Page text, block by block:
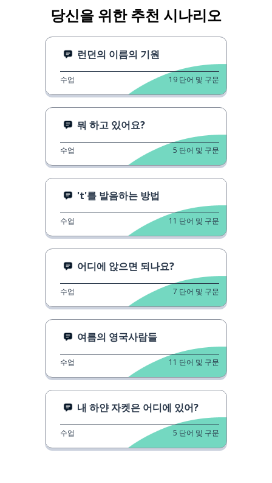
당신을 위한 추천 시나리오
런던의 이름의 기원
수업 19 단어 및 구문
뭐 하고 있어요?
수업 5 단어 및 구문
't'를 발음하는 방법
수업 11 단어 및 구문
어디에 앉으면 되나요?
수업 7 단어 및 구문
여름의 영국사람들
수업 11 단어 및 구문
내 하얀 자켓은 어디에 있어?
수업 5 단어 및 구문